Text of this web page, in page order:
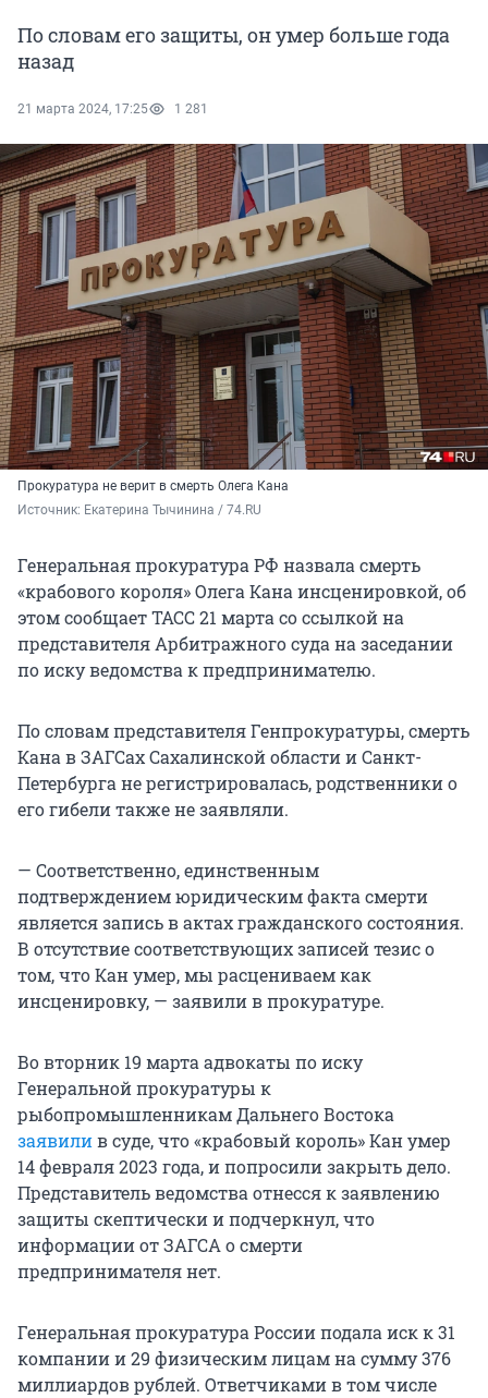
По словам его защиты, он умер больше года
назад
21 марта 2024, 17:25 1 281
Прокуратура не верит в смерть Олега Кана
Источник: Екатерина Тычинина / 74.RU
Генеральная прокуратура РФ назвала смерть
«крабового короля» Олега Кана инсценировкой, об
этом сообщает ТАСС 21 марта со ссылкой на
представителя Арбитражного суда на заседании
по иску ведомства к предпринимателю.
По словам представителя Генпрокуратуры, смерть
Кана в ЗАГСах Сахалинской области и Санкт-
Петербурга не регистрировалась, родственники о
его гибели также не заявляли.
— Соответственно, единственным
подтверждением юридическим факта смерти
является запись в актах гражданского состояния.
В отсутствие соответствующих записей тезис о
том, что Кан умер, мы расцениваем как
инсценировку, — заявили в прокуратуре.
Во вторник 19 марта адвокаты по иску
Генеральной прокуратуры к
рыбопромышленникам Дальнего Востока
заявилив суде, что «крабовый король» Кан умер
14 февраля 2023 года, и попросили закрыть дело.
Представитель ведомства отнесся к заявлению
защиты скептически и подчеркнул, что
информации от ЗАГСА о смерти
предпринимателя нет.
Генеральная прокуратура России подала иск к 31
компании и 29 физическим лицам на сумму 376
миллиардов рублей. Ответчиками в том числе